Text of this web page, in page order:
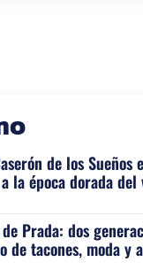
de los Sueños
la época dorada del
Prada: dos
de tacones, moda y